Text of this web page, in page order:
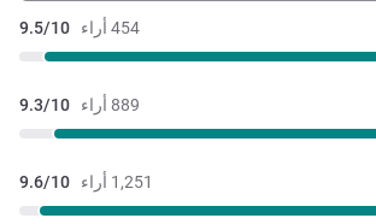
454 أراء 9.5/10
889 أراء 9.3/10
1,251 أراء 9.6/10